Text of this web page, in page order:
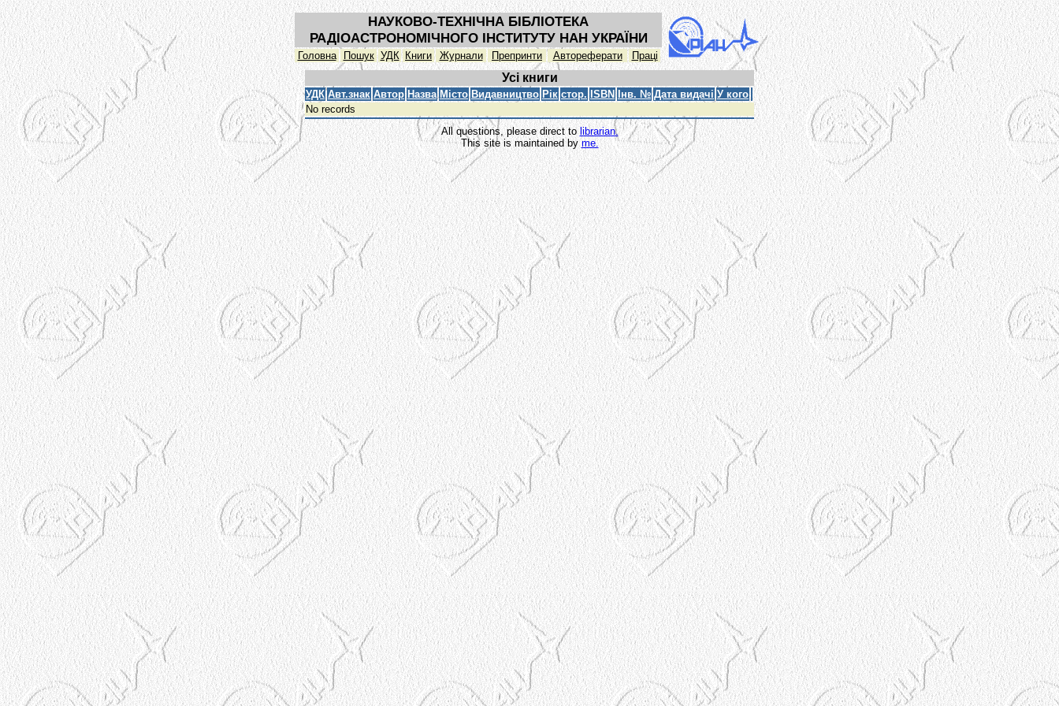
НАУКОВО-ТЕХНІЧНА БІБЛІОТЕКА
РАДІОАСТРОНОМІЧНОГО ІНСТИТУТУ НАН УКРАЇНИ
Головна Пошук УДК Книги Журнали Препринти Автореферати Праці
Усі книги
УДК Авт.знак Автор Назва Місто Видавництво Рік стор. ISBN Інв. № Дата видачі У кого
No records
All questions, please direct to librarian.
This site is maintained byme.